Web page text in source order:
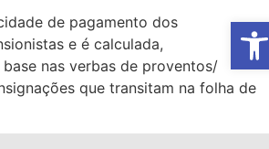
de pagamento dos
e é calculada,
nas verbas de proventos/
que transitam na folha de